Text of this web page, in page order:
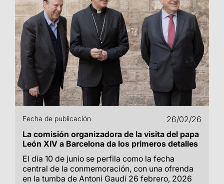
Fecha de publicación
26/02/26
La comisión organizadora de la visita del papa
León XIV a Barcelona da los primeros detalles
El día 10 de junio se perfila como la fecha
central de la conmemoración, con una ofrenda
en la tumba de Antoni Gaudí 26 febrero, 2026